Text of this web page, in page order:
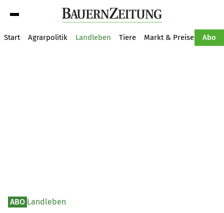
Start Agrarpolitik Landleben Tiere Markt & Preise Abo
ABO Landleben